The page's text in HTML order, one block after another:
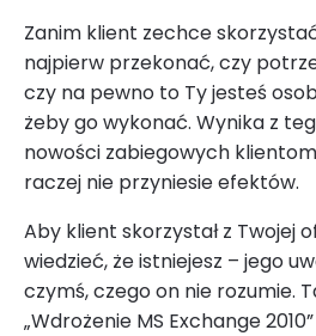
Zanim klient zechce
najpierw przekonać, czy
czy na pewno to Ty jesteś
żeby go wykonać. Wynika z
nowości zabiegowych
raczej nie przyniesie efektów.
Aby klient skorzystał z Twojej
wiedzieć, że istniejesz – jego
czymś, czego on nie rozumie.
„Wdrożenie MS Exchange